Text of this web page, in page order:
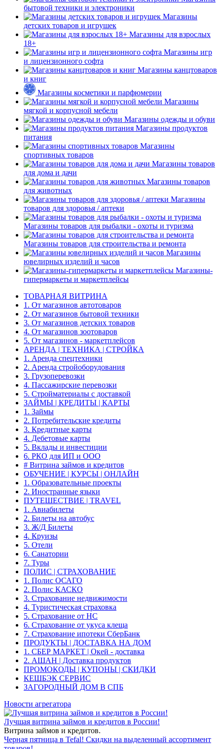
бытовой техники и электроники
Магазины
детских товаров и игрушек
Магазины для взрослых
18+
Магазины игр
и лицензионного софта
Магазины канцтоваров
и книг
Магазины косметики и парфюмерии
Магазины
мягкой и корпусной мебели
Магазины одежды и обуви
Магазины продуктов
питания
Магазины
спортивных товаров
Магазины товаров
для дома и дачи
Магазины товаров
для животных
Магазины
товаров для здоровья / аптеки
Магазины товаров для рыбалки - охоты и туризма
Магазины товаров для строительства и ремонта
Магазины
ювелирных изделий и часов
Магазины-
гипермаркеты и маркетплейсы
ТОВАРНАЯ ВИТРИНА
1. От магазинов автотоваров
2. От магазинов бытовой техники
3. От магазинов детских товаров
4. От магазинов зоотоваров
5. От магазинов - маркетплейсов
АРЕНДА | ТЕХНИКА | СТРОЙКА
1. Аренда спецтехники
2. Аренда стройоборудования
3. Грузоперевозки
4. Пассажирские перевозки
5. Стройматериалы с доставкой
ЗАЙМЫ | КРЕДИТЫ | КАРТЫ
1. Займы
2. Потребительские кредиты
3. Кредитные карты
4. Дебетовые карты
5. Вклады и инвестиции
6. РКО для ИП и ООО
# Витрина займов и кредитов
ОБУЧЕНИЕ | КУРСЫ | ОНЛАЙН
1. Образовательные проекты
2. Иностранные языки
ПУТЕШЕСТВИЕ | TRAVEL
1. Авиабилеты
2. Билеты на автобус
3. Ж/Д Билеты
4. Круизы
5. Отели
6. Санатории
7. Туры
ПОЛИС | СТРАХОВАНИЕ
1. Полис ОСАГО
2. Полис КАСКО
3. Страхование недвижимости
4. Туристическая страховка
5. Страхование от НС
6. Страхование от укуса клеща
7. Страхование ипотеки СберБанк
ПРОДУКТЫ | ДОСТАВКА НА ДОМ
1. СБЕР МАРКЕТ | Окей - доставка
2. АШАН | Доставка продуктов
ПРОМОКОДЫ | КУПОНЫ | СКИДКИ
КЕШБЭК СЕРВИС
ЗАГОРОДНЫЙ ДОМ В СПБ
Новости агрегатора
Лучшая витрина займов и кредитов в России!
Витрина займов и кредитов.
Черная пятница в Tefal! Скидки на выделенный ассортимент